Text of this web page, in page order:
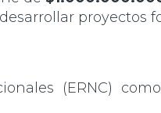
proyectos
(ERNC)